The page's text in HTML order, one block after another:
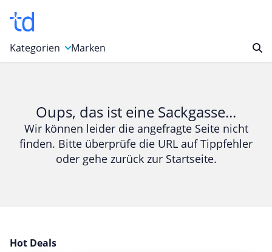
Kategorien
Bücher & Magazine
Computer & Elektronik
Entertainment & Media
Garten, Haushalt & Tiere
Marken
Oups, das ist eine Sackgasse...
Wir können leider die angefragte Seite nicht
finden. Bitte überprüfe die URL auf Tippfehler
oder gehe zurück zur Startseite.
Hot Deals